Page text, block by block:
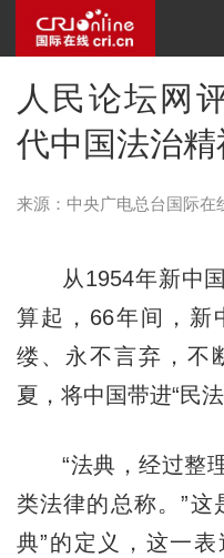
人民论坛网
代中国法治精
来源：中央广电总台国际在
从1954年新中国
算起，66年间，新
缕、永不言弃，不
夏，将中国带进“民法
“法典，经过整理
类法律的总称。”这
典”的定义，这一